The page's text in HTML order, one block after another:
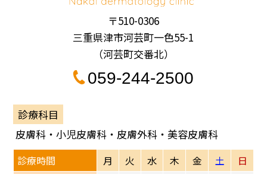
〒510-0306
三重県津市河芸町一色55-1
（河芸町交番北）
059-244-2500
診療科目
皮膚科・小児皮膚科・皮膚外科・美容皮膚科
診療時間 月 火 水 木 金 土
日